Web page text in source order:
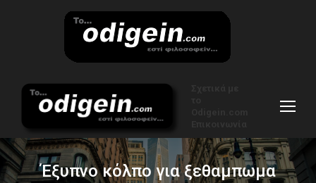
Έξυπνο κόλπο για ξεθαμπωμα